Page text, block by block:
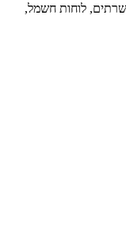
לוחות חשמל,